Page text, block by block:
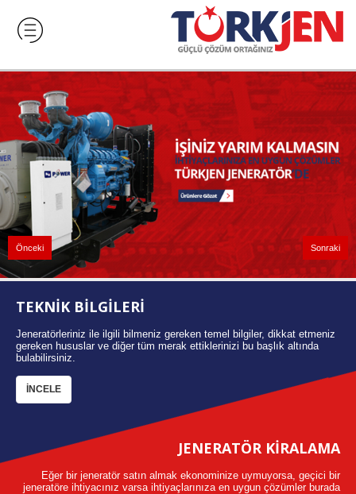
Önceki Sonraki
TEKNİK BİLGİLERİ
Jeneratörleriniz ile ilgili bilmeniz gereken temel bilgiler, dikkat etmeniz
gereken hususlar ve diğer tüm merak ettiklerinizi bu başlık altında
bulabilirsiniz.
İNCELE
JENERATÖR KİRALAMA
Eğer bir jeneratör satın almak ekonominize uymuyorsa, geçici bir
jeneratöre ihtiyacınız varsa ihtiyaçlarınıza en uygun çözümler burada